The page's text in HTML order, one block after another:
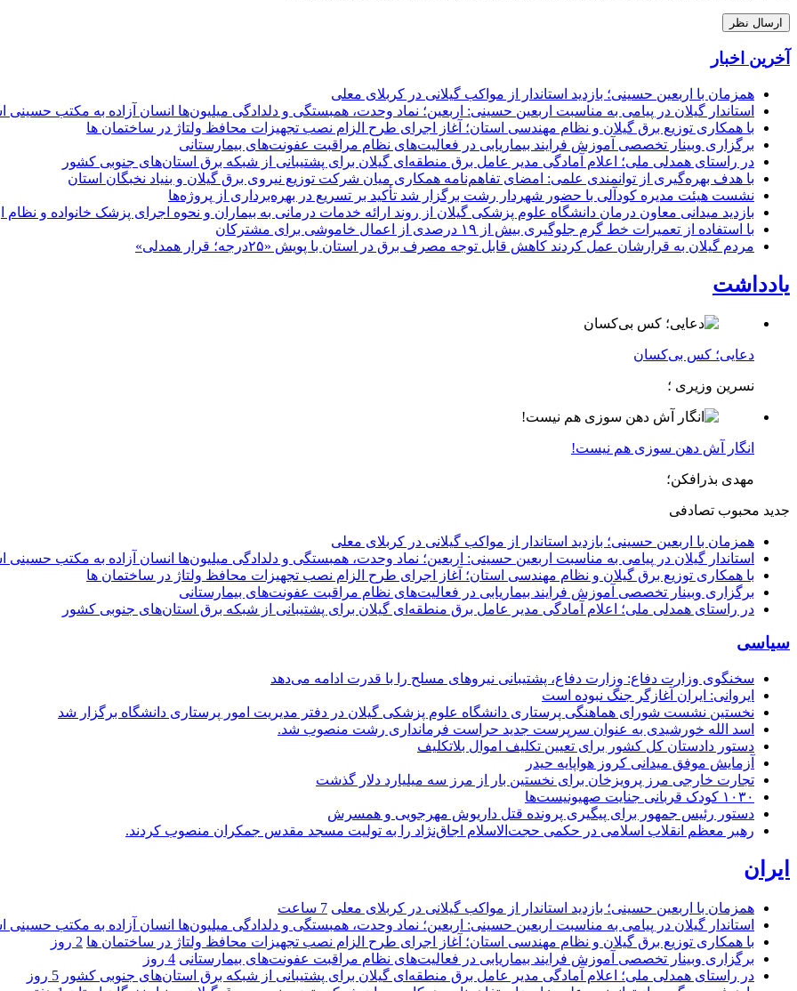
آخرین اخبار
همزمان با اربعین حسینی؛ بازدید استاندار از مواکب گیلانی در کربلای معلی
استاندار گیلان در پیامی به مناسبت اربعین حسینی: اربعین؛ نماد وحدت، همبستگی و دلدادگی میلیون‌ها انسان آزاده به مکتب
با همکاری توزیع برق گیلان و نظام مهندسی استان؛ آغاز اجرای طرح الزام نصب تجهیزات محافظ ولتاژ در ساختمان ها
برگزاری وبینار تخصصی آموزش فرایند بیماریابی در فعالیت‌های نظام مراقبت عفونت‌های بیمارستانی
در راستای همدلی ملی؛ اعلام آمادگی مدیر عامل برق منطقه‌ای گیلان برای پشتیبانی از شبكه برق استان‌های جنوبی كشور
با هدف بهره‌گیری از توانمندی علمی: امضای تفاهم‌نامه همكاری میان شركت توزیع نیروی برق گیلان و بنیاد نخبگان استان
نشست هیئت مدیره کودآلی با حضور شهردار رشت برگزار شد تأکید بر تسریع در بهره‌برداری از پروژه‌ها
بازدید میدانی معاون درمان دانشگاه علوم پزشکی گیلان از روند ارائه خدمات درمانی به بیماران و نحوه اجرای پزشک خانواده و
با استفاده از تعمیرات خط گرم جلوگیری بیش از ۱۹ درصدی از اعمال خاموشی برای مشتركان
مردم گیلان به قرارشان عمل کردند كاهش قابل توجه مصرف برق در استان با پویش «۲۵درجه؛ قرار همدلی»
یادداشت
دعایی؛ کس بی‌کسان
نسرین وزیری ؛
انگار آش دهن سوزی هم نیست!
مهدی بذرافکن؛
جدید محبوب تصادفی
همزمان با اربعین حسینی؛ بازدید استاندار از مواکب گیلانی در کربلای معلی
استاندار گیلان در پیامی به مناسبت اربعین حسینی: اربعین؛ نماد وحدت، همبستگی و دلدادگی میلیون‌ها انسان آزاده به مکتب
با همکاری توزیع برق گیلان و نظام مهندسی استان؛ آغاز اجرای طرح الزام نصب تجهیزات محافظ ولتاژ در ساختمان ها
برگزاری وبینار تخصصی آموزش فرایند بیماریابی در فعالیت‌های نظام مراقبت عفونت‌های بیمارستانی
در راستای همدلی ملی؛ اعلام آمادگی مدیر عامل برق منطقه‌ای گیلان برای پشتیبانی از شبكه برق استان‌های جنوبی كشور
سیاسی
سخنگوی وزارت دفاع: وزارت دفاع، پشتیبانی نیرو‌های مسلح را با قدرت ادامه می‌دهد
ایروانی: ایران آغازگر جنگ نبوده است
نخستین نشست شورای هماهنگی پرستاری دانشگاه علوم پزشکی گیلان در دفتر مدیریت امور پرستاری دانشگاه برگزار شد
اسد الله خورشیدی به عنوان سرپرست جدید حراست فرمانداری رشت منصوب شد.
دستور دادستان کل کشور برای تعیین تکلیف اموال بلاتکلیف
آزمایش موفق میدانی کروز هواپایه حیدر
تجارت خارجی مرز پرویزخان برای نخستین بار از مرز سه میلیارد دلار گذشت
۱۰۳۰ کودک قربانی جنایت صهیونیست‌ها
دستور رئیس جمهور برای پیگیری پرونده قتل داریوش مهرجویی و همسرش
رهبر معظم انقلاب اسلامی در حکمی حجت‌الاسلام اجاق‌نژاد را به تولیت مسجد مقدس جمکران منصوب کردند.
ایران
همزمان با اربعین حسینی؛ بازدید استاندار از مواکب گیلانی در کربلای معلی 7 ساعت
استاندار گیلان در پیامی به مناسبت اربعین حسینی: اربعین؛ نماد وحدت، همبستگی و دلدادگی میلیون‌ها انسان آزاده به مکتب
با همکاری توزیع برق گیلان و نظام مهندسی استان؛ آغاز اجرای طرح الزام نصب تجهیزات محافظ ولتاژ در ساختمان ها 2 روز
برگزاری وبینار تخصصی آموزش فرایند بیماریابی در فعالیت‌های نظام مراقبت عفونت‌های بیمارستانی 4 روز
در راستای همدلی ملی؛ اعلام آمادگی مدیر عامل برق منطقه‌ای گیلان برای پشتیبانی از شبكه برق استان‌های جنوبی كشور 5 روز